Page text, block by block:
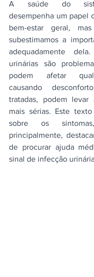
A saúde do
desempenha um papel
bem-estar geral,
subestimamos a
adequadamente
urinárias são
podem afetar
causando
tratadas, podem levar
mais sérias. Este
sobre os
principalmente,
de procurar ajuda
sinal de infecção